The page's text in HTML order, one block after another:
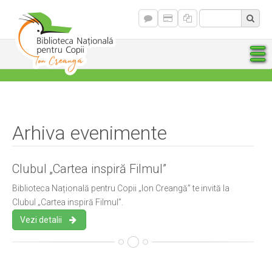
Arhiva evenimente
Clubul „Cartea inspiră Filmul”
Biblioteca Națională pentru Copii „Ion Creangă” te invită la
Clubul „Cartea inspiră Filmul”.
Vezi detalii